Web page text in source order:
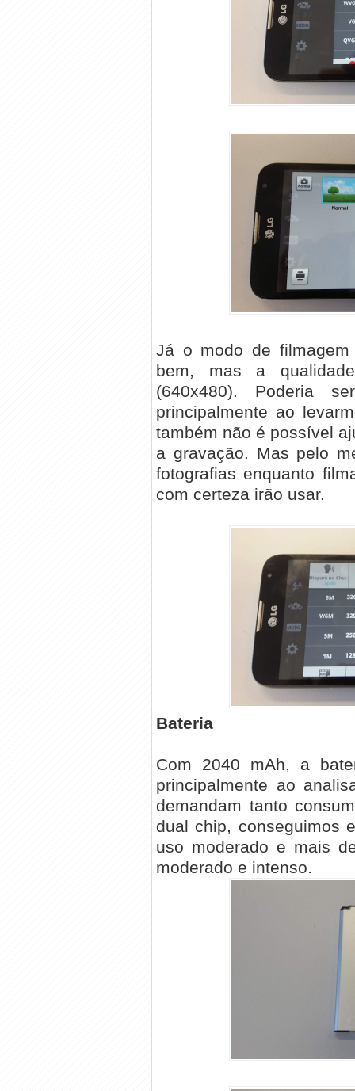
Já o modo de
bem, mas a
(640x480). Poderia
principalmente ao
também não é possível
a gravação. Mas pelo
fotografias enquanto
com certeza irão usar.
Bateria
Com 2040 mAh, a
principalmente ao
demandam tanto
dual chip, conseguimos
uso moderado e mais
moderado e intenso.